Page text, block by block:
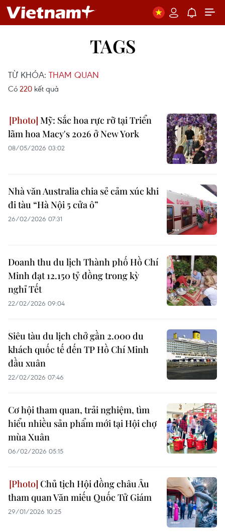
TAGS
TỪ KHÓA: THAM QUAN
Có 220 kết quả
Mỹ: Sắc hoa rực rỡ tại Triển
lãm hoa Macy's 2026 ở New York
08/05/2026 03:02
Nhà văn Australia chia sẻ cảm xúc khi
đi tàu “Hà Nội 5 cửa ô”
26/02/2026 07:31
Doanh thu du lịch Thành phố Hồ Chí
Minh đạt 12.150 tỷ đồng trong kỳ
nghỉ Tết
22/02/2026 09:04
Siêu tàu du lịch chở gần 2.000 du
khách quốc tế đến TP Hồ Chí Minh
đầu xuân
22/02/2026 07:46
Cơ hội tham quan, trải nghiệm, tìm
hiểu nhiều sản phẩm mới tại Hội chợ
mùa Xuân
06/02/2026 05:15
Chủ tịch Hội đồng châu Âu
tham quan Văn miếu Quốc Tử Giám
29/01/2026 10:25